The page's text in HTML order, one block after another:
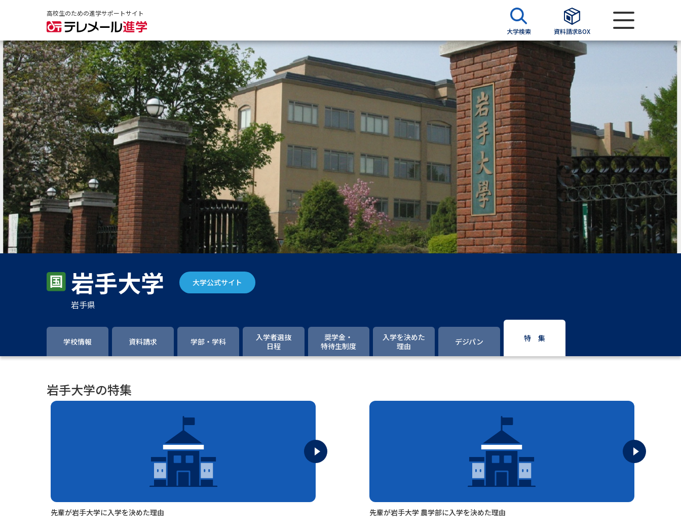
高校生のための進学サポートサイト
大学検索 資料請求BOX
資料検索
大学・短大の資料種類から請求
大学パンフ
学部・学科パンフ
総合型選抜・学校推薦型選抜 募集要項＆願書
大学入学共通テスト利用選抜の募集要項＆願書
過去問題集
大学・短大以外の資料から請求
専門学校の資料請求 大学院の資料請求
留学・進学関連、塾・予備校
大学入学共通テスト「受験案内」の請求
大学入学共通テスト「受験上の配慮案内」の請求
高等学校卒業程度認定試験
大学研究 大学検索
新学年スタート号特集ページ（高3生用）
新学年スタート号特集ページ（高2生用）
SELFBRAND特集ページ
オープンキャンパスなどを調べる
オープンキャンパス検索
実施プログラムから探す
岩手大学 大学公式サイト
岩手県
学校情報 資料請求 学部・学科
入学者選抜
日程
奨学金・
特待生制度
入学を決めた
理由
デジパン 特 集
岩手大学の特集
先輩が岩手大学に入学を決めた理由 先輩が岩手大学 農学部に入学を決めた理由